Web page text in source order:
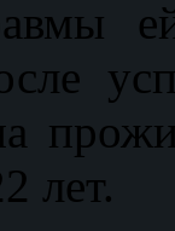
лет.